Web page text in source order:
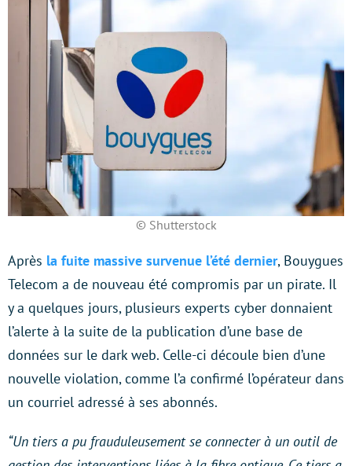
© Shutterstock
Après la fuite massive survenue l’été dernier, Bouygues
Telecom a de nouveau été compromis par un pirate. Il
y a quelques jours, plusieurs experts cyber donnaient
l’alerte à la suite de la publication d’une base de
données sur le dark web. Celle-ci découle bien d’une
nouvelle violation, comme l’a confirmé l’opérateur dans
un courriel adressé à ses abonnés.
“Un tiers a pu frauduleusement se connecter à un outil de